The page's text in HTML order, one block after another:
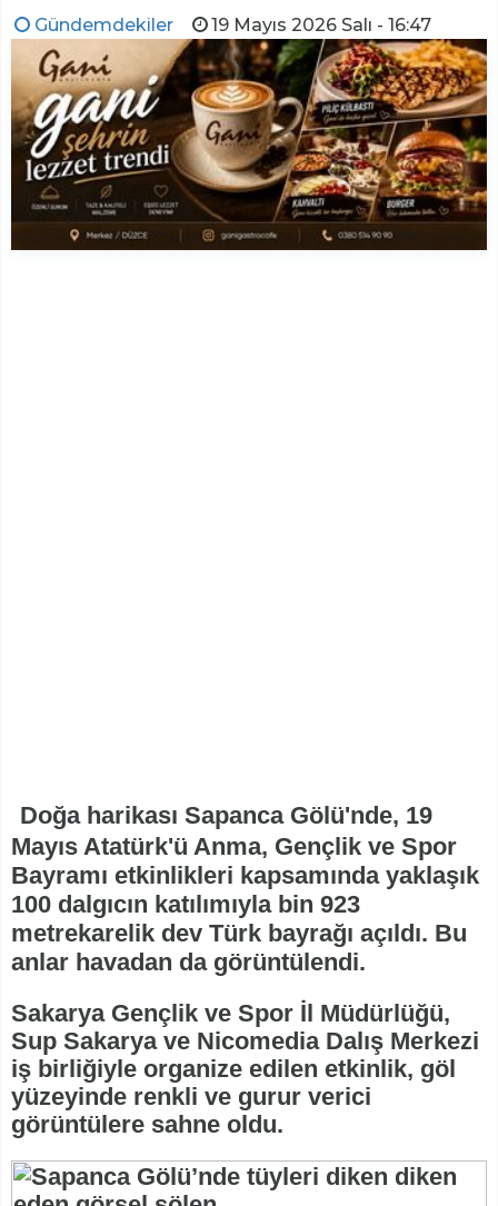
Gündemdekiler 19 Mayıs 2026 Salı - 16:47
Doğa harikası Sapanca Gölü'nde, 19
Mayıs Atatürk'ü Anma, Gençlik ve Spor
Bayramı etkinlikleri kapsamında yaklaşık
100 dalgıcın katılımıyla bin 923
metrekarelik dev Türk bayrağı açıldı. Bu
anlar havadan da görüntülendi.
Sakarya Gençlik ve Spor İl Müdürlüğü,
Sup Sakarya ve Nicomedia Dalış Merkezi
iş birliğiyle organize edilen etkinlik, göl
yüzeyinde renkli ve gurur verici
görüntülere sahne oldu.